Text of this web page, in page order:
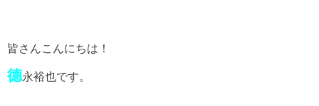
皆さんこんにちは！
德永裕也です。